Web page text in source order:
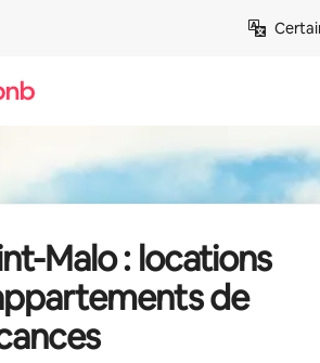
Malo : locations
de